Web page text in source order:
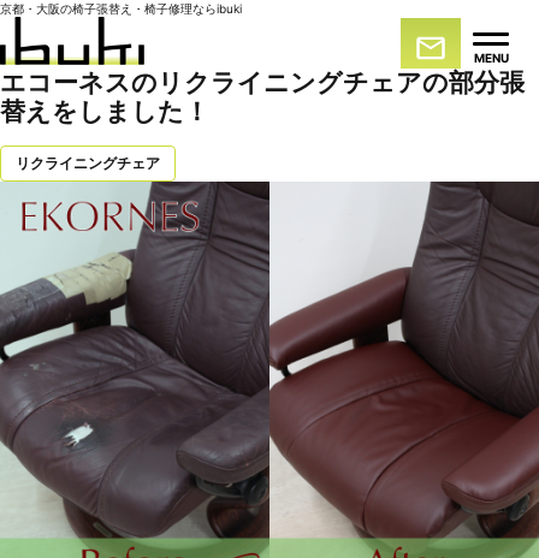
京都・大阪の椅子張替え・椅子修理ならibuki
MENU
エコーネスのリクライニングチェアの部分張
替えをしました！
リクライニングチェア